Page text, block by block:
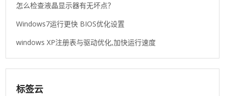
怎么检查液晶显示器有无坏点？
Windows7运行更快 BIOS优化设置
windows XP注册表与驱动优化,加快运行速度
标签云